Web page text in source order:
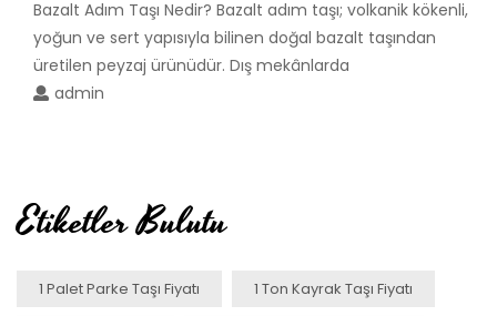
Bazalt Adım Taşı Nedir? Bazalt adım taşı; volkanik kökenli,
yoğun ve sert yapısıyla bilinen doğal bazalt taşından
üretilen peyzaj ürünüdür. Dış mekânlarda
admin
Etiketler Bulutu
1 Palet Parke Taşı Fiyatı 1 Ton Kayrak Taşı Fiyatı